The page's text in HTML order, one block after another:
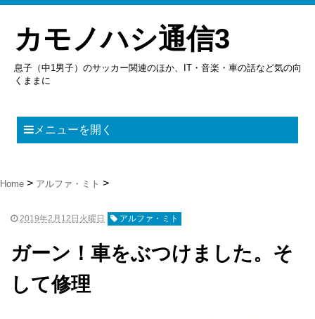
カモノハシ通信3
息子（中1男子）のサッカー関連のほか、IT・音楽・車の話など気の向
くままに
メニューを開く
Home アルファ・ミト
2019年2月12日火曜日 アルファ・ミト
ガーン！車をぶつけました。そ
して修理